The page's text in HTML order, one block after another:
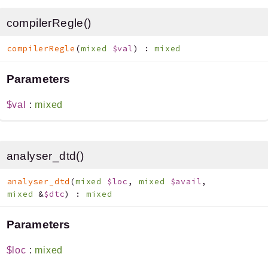
compilerRegle()
compilerRegle (mixed $val) :mixed
Parameters
$val : mixed
analyser_dtd()
analyser_dtd (mixed $loc , mixed $avail,
mixed&$dtc) : mixed
Parameters
$loc : mixed